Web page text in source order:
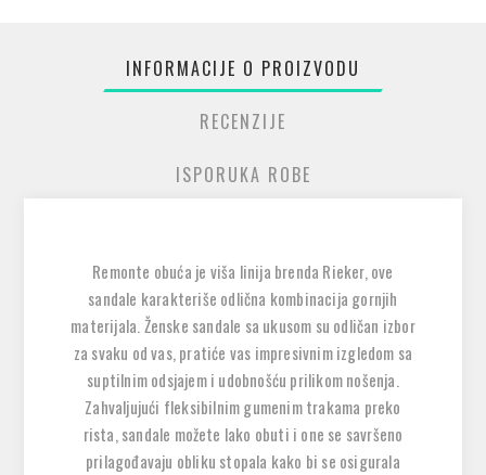
INFORMACIJE O PROIZVODU
RECENZIJE
ISPORUKA ROBE
Remonte obuća je viša linija brenda Rieker, ove
sandale karakteriše odlična kombinacija gornjih
materijala. Ženske sandale sa ukusom su odličan izbor
za svaku od vas, pratiće vas impresivnim izgledom sa
suptilnim odsjajem i udobnošću prilikom nošenja.
Zahvaljujući fleksibilnim gumenim trakama preko
rista, sandale možete lako obuti i one se savršeno
prilagođavaju obliku stopala kako bi se osigurala